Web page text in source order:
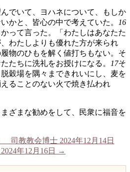
でいて、ヨハネについて、もしか
かと、皆心の中で考えていた。
16
って言った。「わたしはあなたた
わたしよりも優れた方が来られ
物のひもを解く値打ちもない。そ
たちに洗礼をお授けになる。
17そ
穀場を隅々まできれいにし、麦を
ることのない火で焼き払われ
ざまな勧めをして、民衆に福音を
司教教会博士 2024年12月14日
年12月16日
→